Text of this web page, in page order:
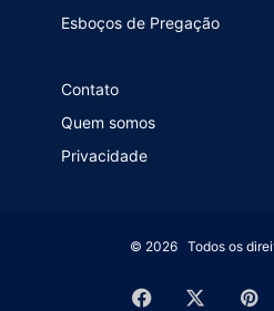
Esboços de Pregação
Contato
Quem somos
Privacidade
© 2026 Todos os
Facebook